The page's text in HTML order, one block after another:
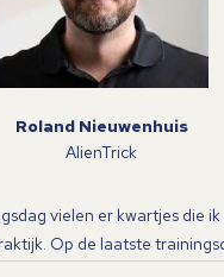
Roland Nieuwenhuis
AlienTrick
vielen er kwartjes die
Op de laatste